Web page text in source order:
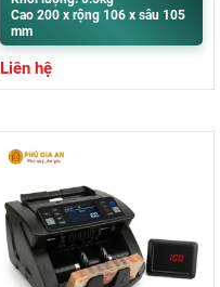
Cao 200 x rộng 106 x sâu 105
mm
Liên hệ